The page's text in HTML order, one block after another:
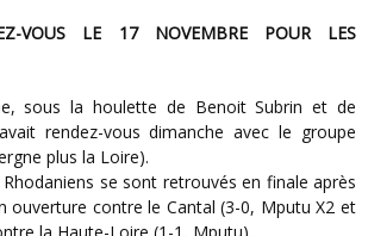
rendez-vous dimanche avec le groupe
plus la Loire).
se sont retrouvés en finale après
ouverture contre le Cantal (3-0, Mputu X2 et
la Haute-Loire (1-1, Mputu).